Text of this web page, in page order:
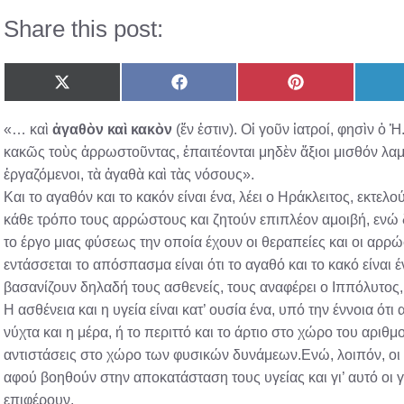
Share this post:
Share
on
(Twitter)
Share
on
Share
on
«… καὶ ἀγαθὸν καὶ κακὸν (ἕν ἐστιν). Οἱ γοῦν ἰατροί, φησὶν ὁ
κακῶς τοὺς ἀρρωστοῦντας, ἐπαιτέονται μηδὲν ἄξιοι μισθόν
ἐργαζόμενοι, τὰ ἀγαθὰ καὶ τὰς νόσους».
Και το αγαθόν και το κακόν είναι ένα, λέει ο Ηράκλειτος,
κάθε τρόπο τους αρρώστους και ζητούν επιπλέον αμοιβή, ενώ
το έργο μιας φύσεως την οποία έχουν οι θεραπείες και οι
εντάσσεται το απόσπασμα είναι ότι το αγαθό και το κακό είναι
βασανίζουν δηλαδή τους ασθενείς, τους αναφέρει ο
Η ασθένεια και η υγεία είναι κατ’ ουσία ένα, υπό την έννοια
νύχτα και η μέρα, ή το περιττό και το άρτιο στο χώρο του
αντιστάσεις στο χώρο των φυσικών δυνάμεων.Ενώ, λοιπόν, οι
αφού βοηθούν στην αποκατάσταση τους υγείας και γι’ αυτό οι
επιφέρουν.